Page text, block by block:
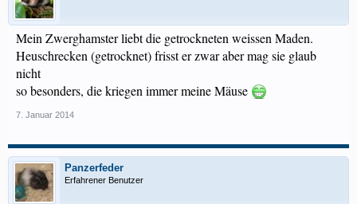
Mein Zwerghamster liebt die getrockneten weissen Maden.
Heuschrecken (getrocknet) frisst er zwar aber mag sie glaub
nicht
so besonders, die kriegen immer meine Mäuse
7. Januar 2014
Panzerfeder
Erfahrener Benutzer